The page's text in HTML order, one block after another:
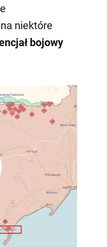
niektóre
bojowy